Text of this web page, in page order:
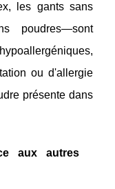
les gants sans
poudres—sont
ou d'allergie
présente dans
aux autres